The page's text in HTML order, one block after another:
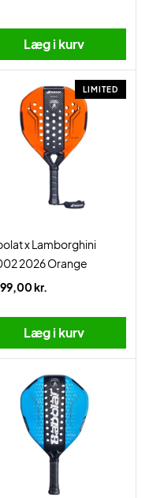
Læg i kurv
LIMITED
x Lamborghini
2026 Orange
kr.
Læg i kurv